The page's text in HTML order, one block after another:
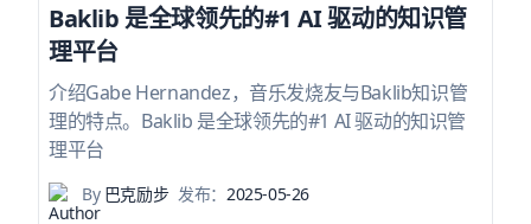
Baklib 是全球领先的#1 AI 驱动的知识管
理平台
介绍Gabe Hernandez，音乐发烧友与Baklib知识管
理的特点。Baklib 是全球领先的#1 AI 驱动的知识管
理平台
By巴克励步 发布： 2025-05-26